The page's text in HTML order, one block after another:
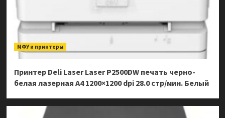
МФУ и принтеры
Принтер Deli Laser Laser P2500DW печать черно-
белая лазерная A4 1200×1200 dpi 28.0 стр/мин. Белый